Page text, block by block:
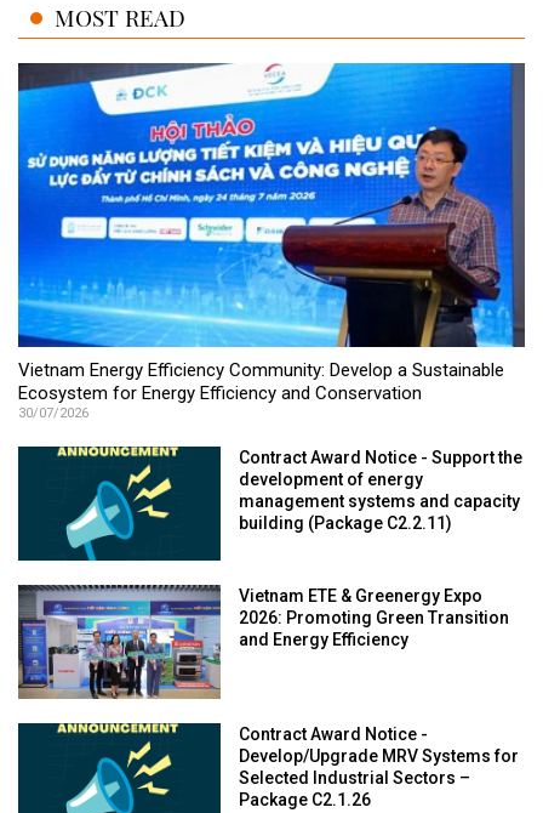
MOST READ
Vietnam Energy Efficiency Community: Develop a Sustainable
Ecosystem for Energy Efficiency and Conservation
30/07/2026
Contract Award Notice - Support the
development of energy
management systems and capacity
building (Package C2.2.11)
Vietnam ETE & Greenergy Expo
2026: Promoting Green Transition
and Energy Efficiency
Contract Award Notice -
Develop/Upgrade MRV Systems for
Selected Industrial Sectors –
Package C2.1.26